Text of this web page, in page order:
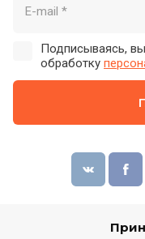
Подписываясь,
обработку